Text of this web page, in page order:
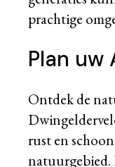
prachtige
Plan uw
Ontdek de
rust en
natuurgebied.